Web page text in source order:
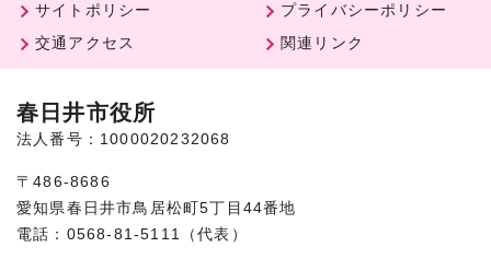
サイトポリシー
プライバシーポリシー
交通アクセス
関連リンク
春日井市役所
法人番号：1000020232068
〒486-8686
愛知県春日井市鳥居松町5丁目44番地
電話：0568-81-5111（代表）